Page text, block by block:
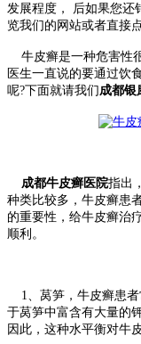
发展程度， 后如果您还
览我们的网站或者直接
牛皮癣是一种危害性
医生一直说的要通过饮
呢?下面就请我们成都银
成都牛皮癣医院指出
种类比较多，牛皮癣患
的重要性，给牛皮癣治
顺利。
1、莴笋，牛皮癣患者
于莴笋中富含有大量的
因此，这种水平衡对牛